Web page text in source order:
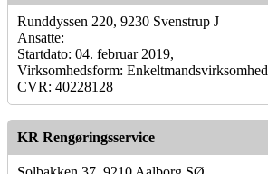
Runddyssen 220, 9230 Svenstrup J
Ansatte:
Startdato: 04. februar 2019,
Virksomhedsform: Enkeltmandsvirksomhed
CVR: 40228128
KR Rengøringsservice